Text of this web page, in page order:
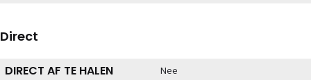
Direct
DIRECT AF TE HALEN Nee